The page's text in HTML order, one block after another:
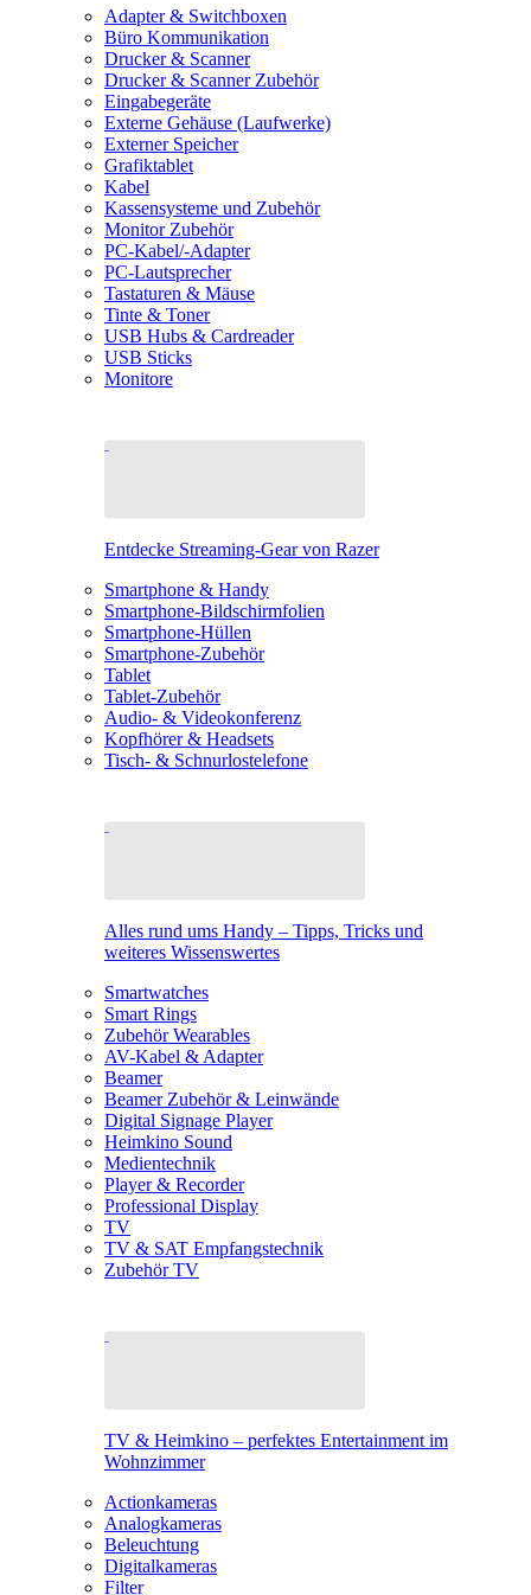
Adapter & Switchboxen
Büro Kommunikation
Drucker & Scanner
Drucker & Scanner Zubehör
Eingabegeräte
Externe Gehäuse (Laufwerke)
Externer Speicher
Grafiktablet
Kabel
Kassensysteme und Zubehör
Monitor Zubehör
PC-Kabel/-Adapter
PC-Lautsprecher
Tastaturen & Mäuse
Tinte & Toner
USB Hubs & Cardreader
USB Sticks
Monitore
Entdecke Streaming-Gear von Razer
Smartphone & Handy
Smartphone-Bildschirmfolien
Smartphone-Hüllen
Smartphone-Zubehör
Tablet
Tablet-Zubehör
Audio- & Videokonferenz
Kopfhörer & Headsets
Tisch- & Schnurlostelefone
Alles rund ums Handy – Tipps, Tricks und
weiteres Wissenswertes
Smartwatches
Smart Rings
Zubehör Wearables
AV-Kabel & Adapter
Beamer
Beamer Zubehör & Leinwände
Digital Signage Player
Heimkino Sound
Medientechnik
Player & Recorder
Professional Display
TV
TV & SAT Empfangstechnik
Zubehör TV
TV & Heimkino – perfektes Entertainment im
Wohnzimmer
Actionkameras
Analogkameras
Beleuchtung
Digitalkameras
Filter